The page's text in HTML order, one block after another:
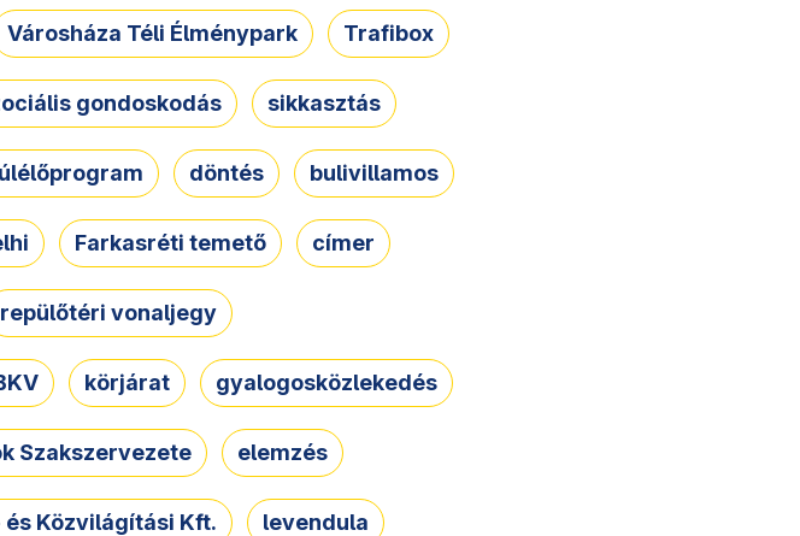
Városháza Téli Élménypark Trafibox
gondoskodás sikkasztás
döntés bulivillamos
Farkasréti temető címer
repülőtéri vonaljegy
körjárat gyalogosközlekedés
Szakszervezete elemzés
Közvilágítási Kft. levendula